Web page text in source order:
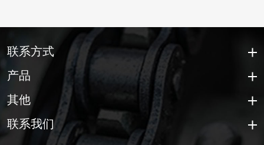
联系方式
产品
其他
联系我们